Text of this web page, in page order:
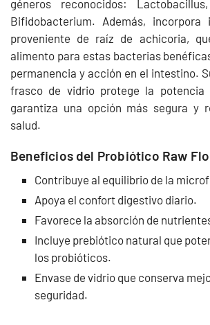
géneros reconocidos:
Bifidobacterium. Además, incorpora
proveniente de raíz de achicoria,
alimento para estas bacterias
permanencia y acción en el intestino.
frasco de vidrio protege la
garantiza una opción más segura y
salud.
Beneficios del Probiótico Raw
Contribuye al equilibrio de la
Apoya el confort digestivo diario.
Favorece la absorción de
Incluye prebiótico natural que
los probióticos.
Envase de vidrio que conserva
seguridad.